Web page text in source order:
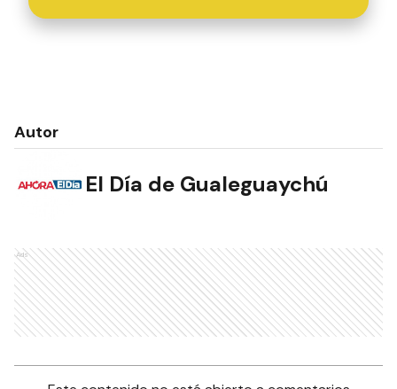
Autor
El Día de Gualeguaychú
Ads